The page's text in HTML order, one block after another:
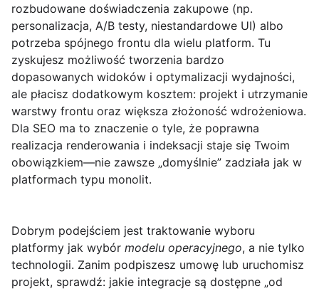
rozbudowane doświadczenia zakupowe (np.
personalizacja, A/B testy, niestandardowe UI) albo
potrzeba spójnego frontu dla wielu platform. Tu
zyskujesz możliwość tworzenia bardzo
dopasowanych widoków i optymalizacji wydajności,
ale płacisz dodatkowym kosztem: projekt i utrzymanie
warstwy frontu oraz większa złożoność wdrożeniowa.
Dla SEO ma to znaczenie o tyle, że poprawna
realizacja renderowania i indeksacji staje się Twoim
obowiązkiem—nie zawsze „domyślnie” zadziała jak w
platformach typu monolit.
Dobrym podejściem jest traktowanie wyboru
platformy jak wybór modelu operacyjnego, a nie tylko
technologii. Zanim podpiszesz umowę lub uruchomisz
projekt, sprawdź: jakie integracje są dostępne „od